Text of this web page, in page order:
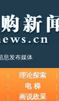
息发布媒体
理论探索
电 梯
画说政采